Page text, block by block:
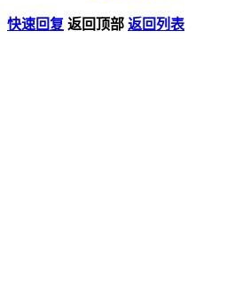
快速回复 返回顶部 返回列表